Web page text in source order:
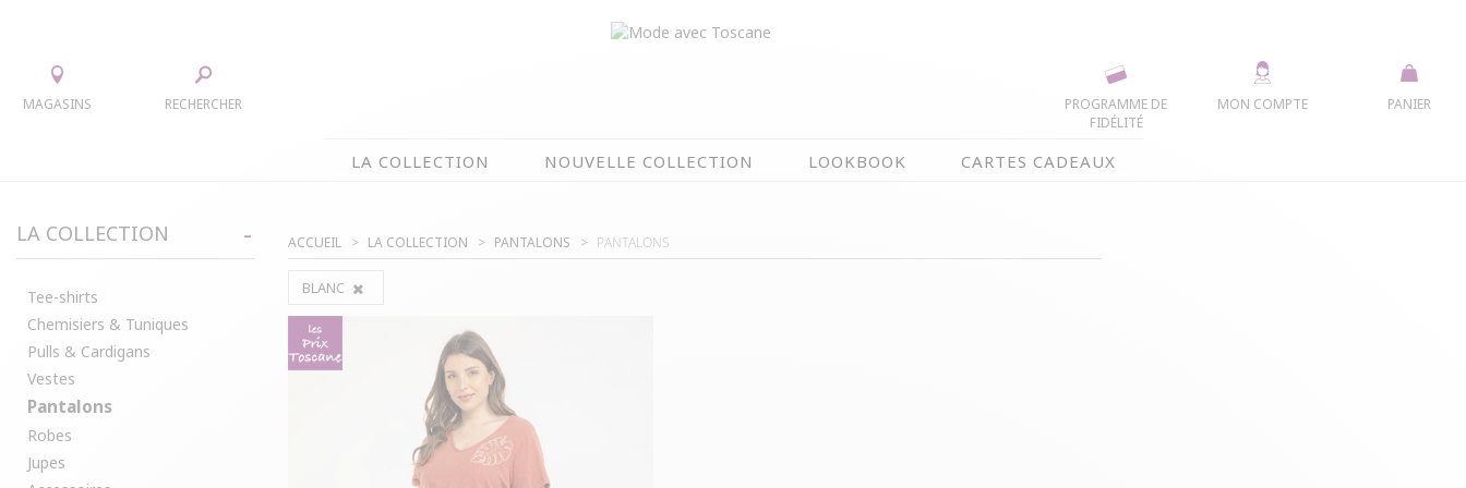
PANIER
MON COMPTE
PROGRAMME DE
FIDÉLITÉ
MAGASINS RECHERCHER
LA COLLECTION NOUVELLE COLLECTION LOOKBOOK CARTES CADEAUX
TEE-SHIRTS
CHEMISIERS & TUNIQUES
PULLS & CARDIGANS
VESTES
JUPES
PARKAS & IMPERS
MANTEAUX
ÉTÉ EN FLEURS
LA COLLECTION
Tee-shirts
Chemisiers & Tuniques
Pulls & Cardigans
Vestes
Pantalons
Robes
Jupes
ACCUEIL LA COLLECTION PANTALONS PANTALONS
BLANC